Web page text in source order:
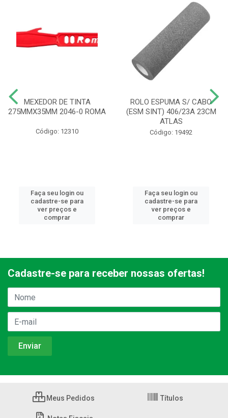
MEXEDOR DE TINTA
275MMX35MM 2046-0 ROMA
Código: 12310
Faça seu login ou
cadastre-se para
ver preços e
comprar
ROLO ESPUMA S/ CABO
(ESM SINT) 406/23A 23CM
ATLAS
Código: 19492
Faça seu login ou
cadastre-se para
ver preços e
comprar
Cadastre-se para receber nossas ofertas!
Meus Pedidos Títulos